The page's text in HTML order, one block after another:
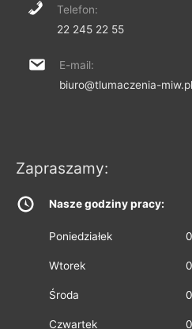
Telefon:
22 245 22 55
E-mail:
biuro@tlumaczenia-miw.pl
Zapraszamy:
Nasze godziny pracy:
Poniedziałek
Wtorek
Środa
Czwartek